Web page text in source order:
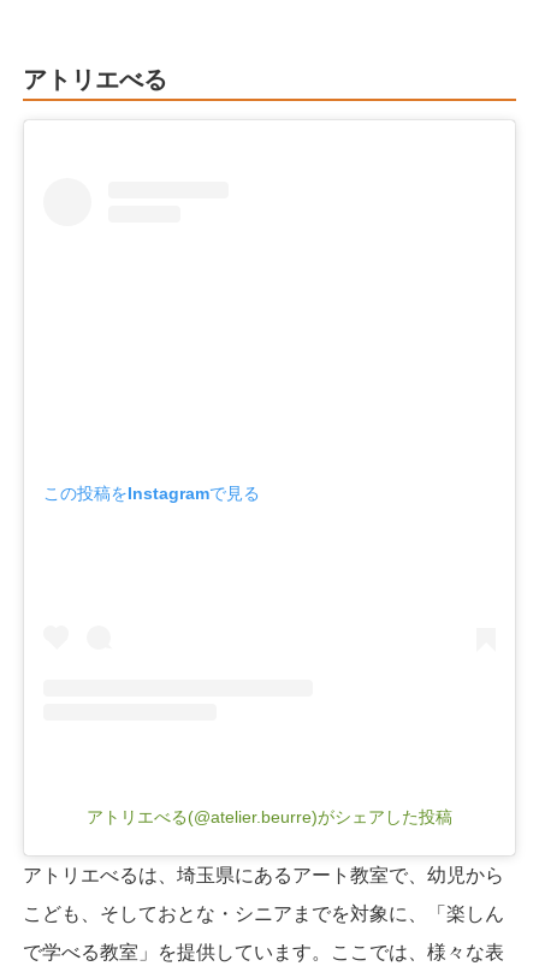
アトリエべる
この投稿をInstagramで見る
アトリエべる(@atelier.beurre)がシェアした投稿
アトリエべるは、埼玉県にあるアート教室で、幼児から
こども、そしておとな・シニアまでを対象に、「楽しん
で学べる教室」を提供しています。ここでは、様々な表